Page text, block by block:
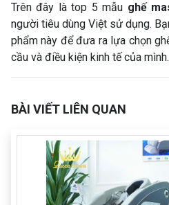
Trên đây là top 5 mẫu ghế
người tiêu dùng Việt sử dụng.
phẩm này để đưa ra lựa chọn
cầu và điều kiện kinh tế của mình.
BÀI VIẾT LIÊN QUAN